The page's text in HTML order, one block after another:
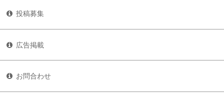
投稿募集
広告掲載
お問合わせ